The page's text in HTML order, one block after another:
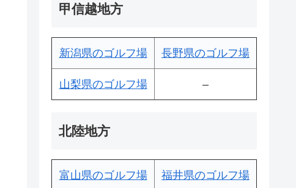
甲信越地方
新潟県のゴルフ場 長野県のゴルフ場
山梨県のゴルフ場 –
北陸地方
富山県のゴルフ場 福井県のゴルフ場